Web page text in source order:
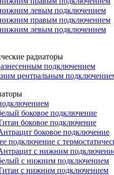
левым подключением
правым подключением
левым подключением
радиаторы
подключением
центральным
боковое подключение
боковое подключение
боковое подключение
подключение с
с нижним
с нижним подключением
с нижним подключением